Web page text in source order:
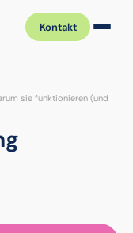
Kontakt
sie funktionieren (und